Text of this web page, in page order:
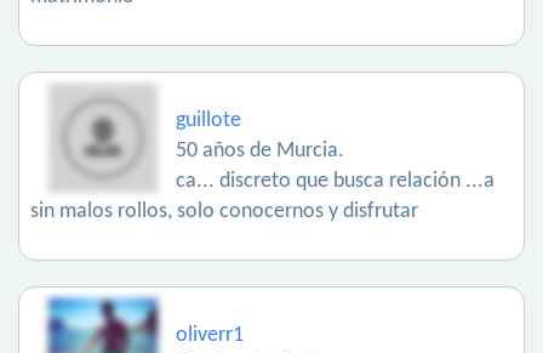
guillote
50 años de Murcia.
ca... discreto que busca relación ...a
sin malos rollos, solo conocernos y disfrutar
oliverr1